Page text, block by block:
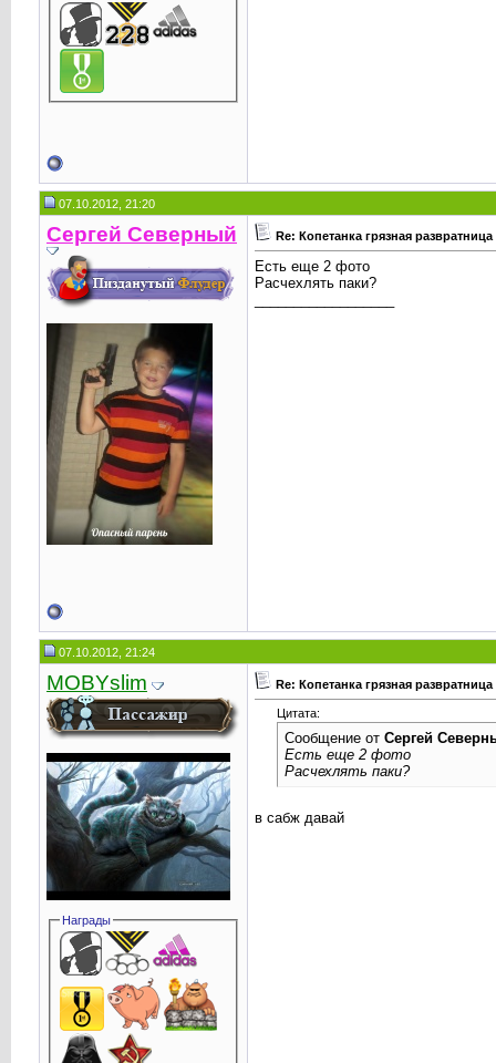
07.10.2012, 21:20
Сергей Северный Re: Копетанка грязная развратница
Есть еще 2 фото
Расчехлять паки?
07.10.2012, 21:24
MOBYslim
Награды
Re: Копетанка грязная развратница
Цитата:
Сообщение от Сергей
Есть еще 2 фото
Расчехлять паки?
в сабж давай